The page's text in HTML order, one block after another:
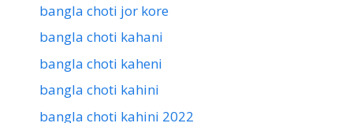
bangla choti jor kore
bangla choti kahani
bangla choti kaheni
bangla choti kahini
bangla choti kahini 2022